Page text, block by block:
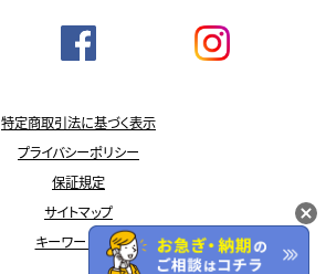
特定商取引法に基づく表示
プライバシーポリシー
保証規定
サイトマップ
キーワード一覧